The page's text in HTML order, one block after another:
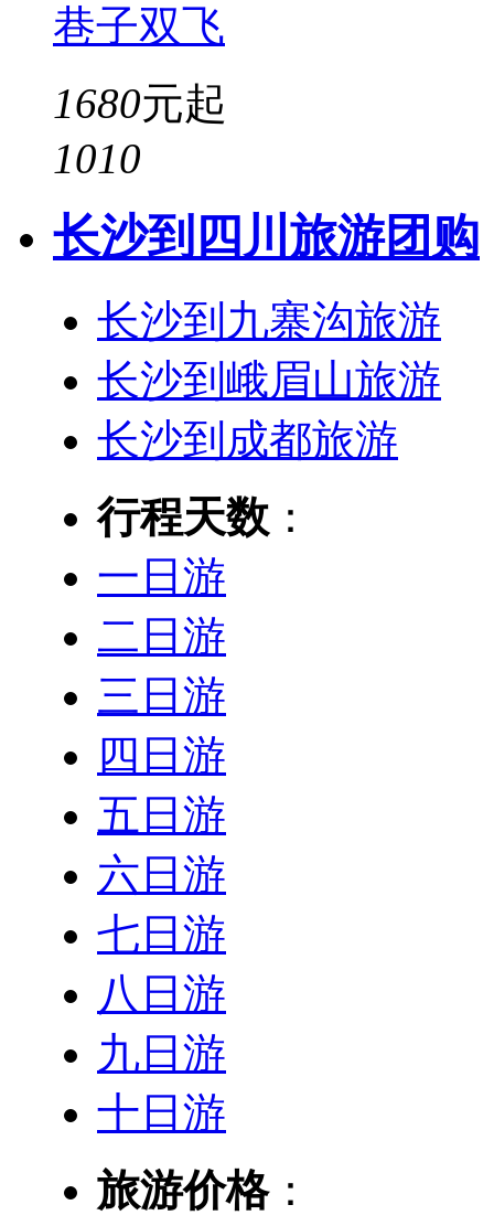
巷子双飞
1680元起
1010
长沙到四川旅游团购
长沙到九寨沟旅游
长沙到峨眉山旅游
长沙到成都旅游
行程天数 ：
一日游
二日游
三日游
四日游
五日游
六日游
七日游
八日游
九日游
十日游
旅游价格：